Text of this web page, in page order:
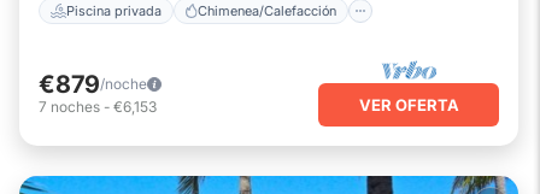
Piscina privada Chimenea/Calefacción
€879/noche
7 noches - €6,153 VER OFERTA